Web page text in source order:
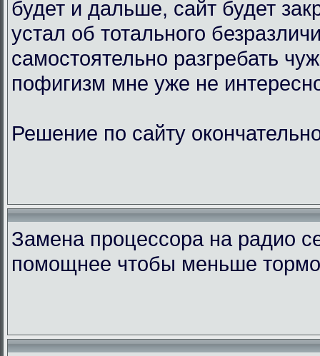
будет и дальше, сайт будет
устал об тотального
самостоятельно разгребать
пофигизм мне уже не
Решение по сайту
Замена процессора на радио
помощнее чтобы меньше